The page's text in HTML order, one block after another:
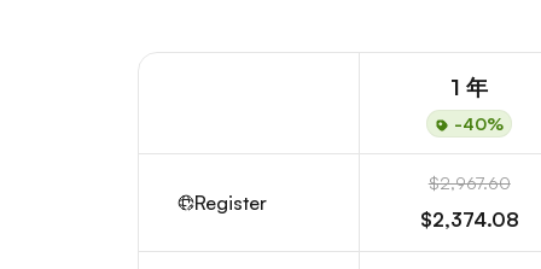
1 年
-40%
Register
$2,967.60
$2,374.08